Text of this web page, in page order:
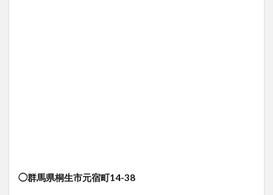
◯群馬県桐生市元宿町14-38